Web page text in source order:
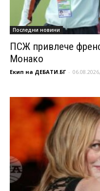
Последни новини
ПСЖ привлече
Монако
Екип на ДЕБАТИ.БГ -